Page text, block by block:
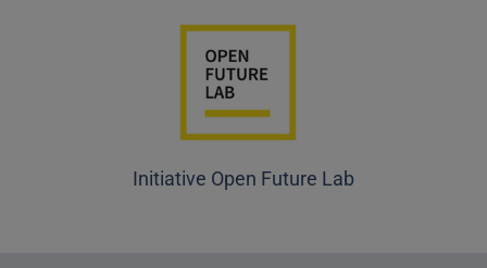
Initiative Open Future Lab